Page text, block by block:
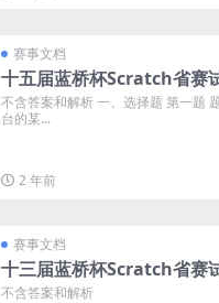
赛事文档
十五届蓝桥杯Scratch省赛
不含答案和解析 一、选择题 第一题
台的某...
2 年前
赛事文档
十三届蓝桥杯Scratch省赛
不含答案和解析